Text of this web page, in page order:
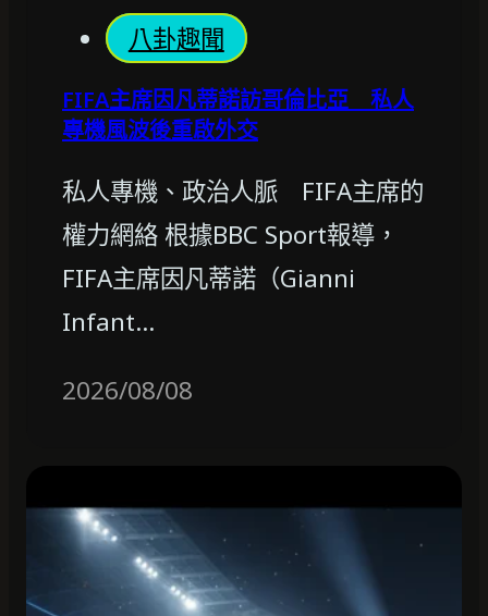
八卦趣聞
FIFA主席因凡蒂諾訪哥倫比亞 私人
專機風波後重啟外交
私人專機、政治人脈 FIFA主席的
權力網絡 根據BBC Sport報導，
FIFA主席因凡蒂諾（Gianni
Infant…
2026/08/08